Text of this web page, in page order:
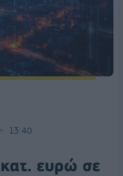
13:40
ευρώ σε